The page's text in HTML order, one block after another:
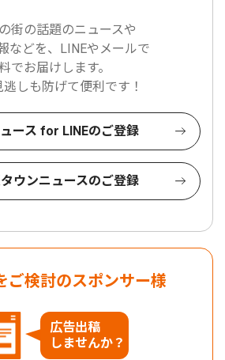
街の話題のニュースや
などを、LINEやメールで
でお届けします。
しも防げて便利です！
ース for LINEのご登録
ウンニュースのご登録
ご検討のスポンサー様
広告出稿
しませんか？